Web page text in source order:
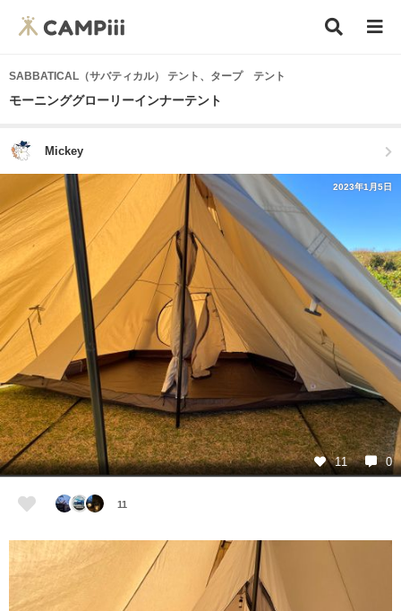
SABBATICAL（サバティカル） テント、タープ テント
モーニンググローリーインナーテント
Mickey
2023年1月5日
11 0
11